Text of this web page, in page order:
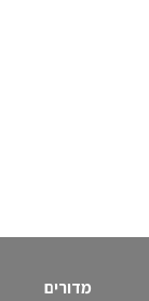
מדורים